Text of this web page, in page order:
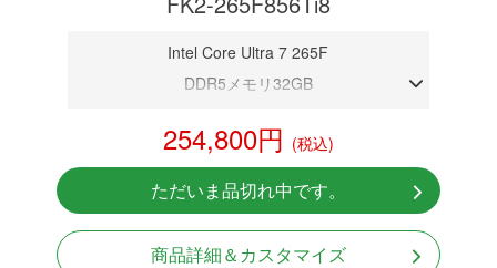
Intel Core Ultra 7 265F
DDR5メモリ32GB
NVMeSSD 1TB
Windows11 Home 64bit
無線LAN Bluetooth対応
254,800円 (税込)
ただいま品切れ中です。
商品詳細＆カスタマイズ